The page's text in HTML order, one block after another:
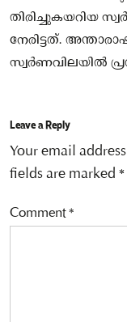
തിരിച്ചുകയറിയ
നേരിട്ടത്.
സ്വര്‍ണവിലയില്‍
Leave a Reply
Your email
fields are marked *
Comment*